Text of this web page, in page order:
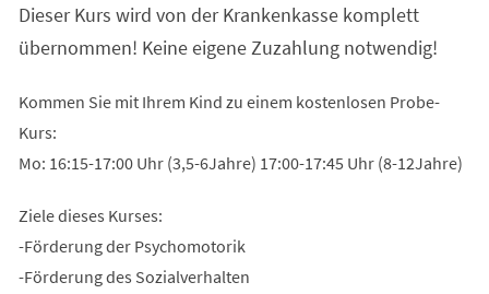
Dieser Kurs wird von der Krankenkasse komplett
übernommen! Keine eigene Zuzahlung notwendig!
Kommen Sie mit Ihrem Kind zu einem kostenlosen Probe-
Kurs:
Mo: 16:15-17:00 Uhr (3,5-6Jahre) 17:00-17:45 Uhr (8-12Jahre)
Ziele dieses Kurses:
-Förderung der Psychomotorik
-Förderung des Sozialverhalten